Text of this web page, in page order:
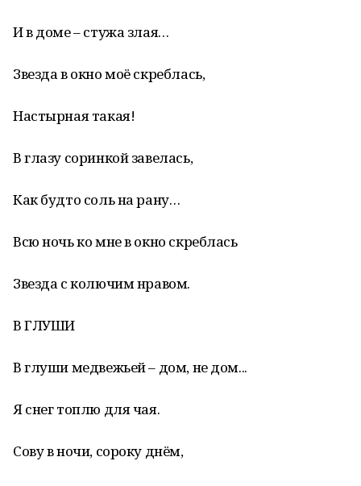
И в доме – стужа злая…
Звезда в окно моё скреблась,
Настырная такая!
В глазу соринкой завелась,
Как будто соль на рану…
Всю ночь ко мне в окно скреблась
Звезда с колючим нравом.
В ГЛУШИ
В глуши медвежьей – дом, не дом...
Я снег топлю для чая.
Сову в ночи, сороку днём,